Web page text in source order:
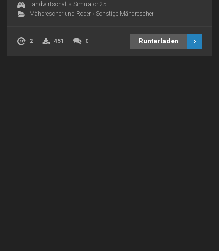
Landwirtschafts Simulator 25
Mähdrescher und Roder › Sonstige Mähdrescher
2 451 0 Runterladen